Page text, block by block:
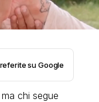
su Google
chi segue